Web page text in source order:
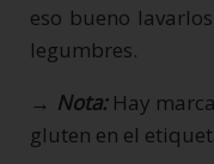
eso bueno
legumbres.
→ Nota:Hay
gluten en el